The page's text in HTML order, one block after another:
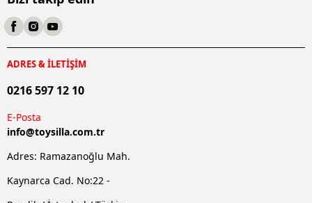
ADRES & İLETİŞİM
0216 597 12 10
E-Posta
info@toysilla.com.tr
Adres: Ramazanoğlu Mah.
Kaynarca Cad. No:22 -